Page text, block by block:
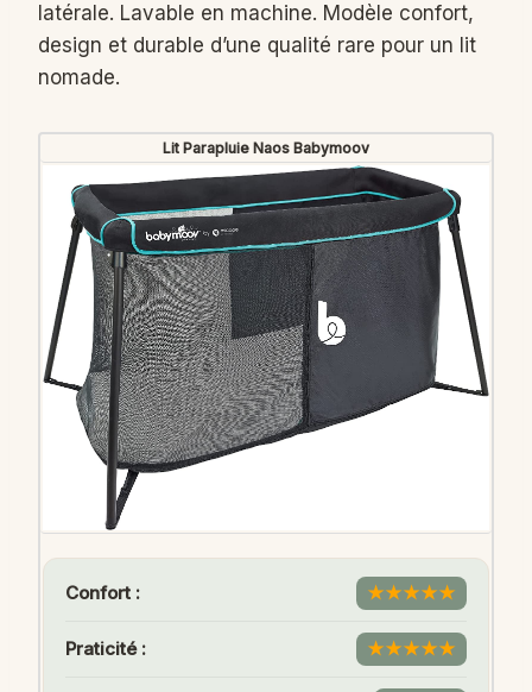
latérale. Lavable en machine. Modèle confort,
design et durable d’une qualité rare pour un lit
nomade.
Lit Parapluie Naos Babymoov
Confort : ★★★★★
Praticité : ★★★★★